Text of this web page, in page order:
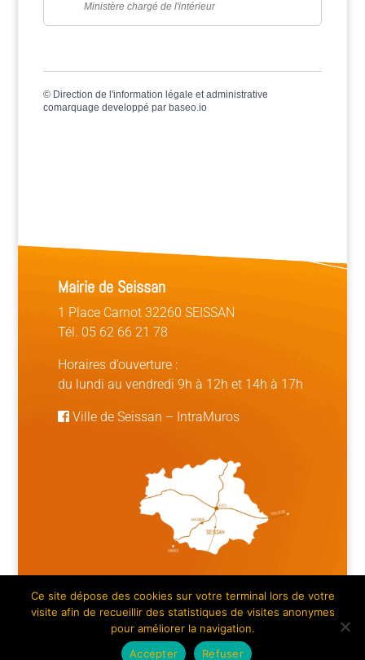
Ministère chargé de l'intérieur
© Direction de l'information légale et administrative
comarquage developpé par baseo.io
Mairie de Seissan
1 Place Carnot 32260 SEISSAN
Tél. 05 62 66 21 78
Horaires d’ouverture :
du lundi au vendredi 9h à 12h et 14h à 17h
Ville de Seissan – IntraMuros
Mentions légales | Crédits |Plan du site
Ce site dépose des cookies sur votre terminal lors de votre
visite afin de recueillir des statistiques de visites anonymes
pour améliorer la navigation.
Accepter
Refuser